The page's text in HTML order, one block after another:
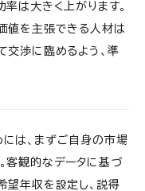
は大きく上がります。
値を主張できる人材は
交渉に臨めるよう、準
は、まずご自身の市場
客観的なデータに基づ
望年収を設定し、説得